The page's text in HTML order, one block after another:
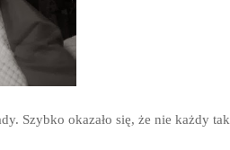
Szybko okazało się, że nie każdy tak